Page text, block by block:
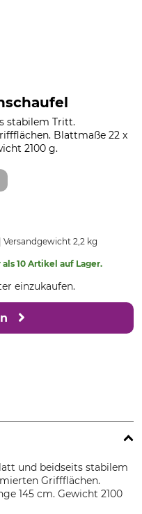
stabilem Tritt.
Blattmaße 22 x
2100 g.
Versandgewicht 2,2 kg
10 Artikel auf Lager.
einzukaufen.
und beidseits stabilem
Griffflächen.
145 cm. Gewicht 2100